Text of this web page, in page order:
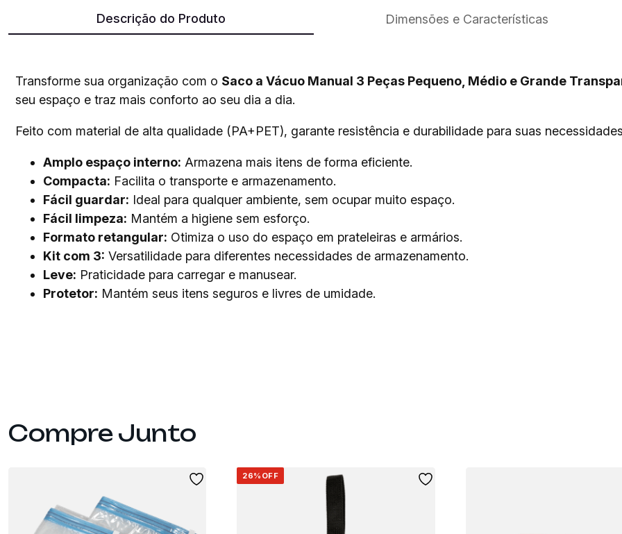
Descrição do Produto Dimensões e Características
Transforme sua organização com o Saco a Vácuo Manual 3 Peças Pequeno, Médio e Grande
seu espaço e traz mais conforto ao seu dia a dia.
Feito com material de alta qualidade (PA+PET), garante resistência e durabilidade para suas
Amplo espaço interno: Armazena mais itens de forma eficiente.
Compacta: Facilita o transporte e armazenamento.
Fácil guardar: Ideal para qualquer ambiente, sem ocupar muito espaço.
Fácil limpeza: Mantém a higiene sem esforço.
Formato retangular: Otimiza o uso do espaço em prateleiras e armários.
Kit com 3: Versatilidade para diferentes necessidades de armazenamento.
Leve: Praticidade para carregar e manusear.
Protetor: Mantém seus itens seguros e livres de umidade.
26% OFF